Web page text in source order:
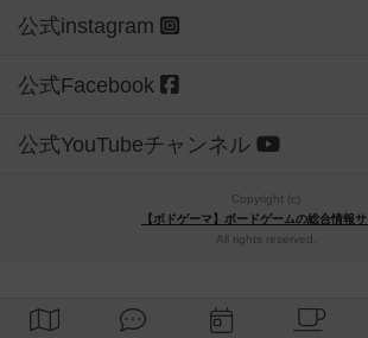
公式instagram
公式Facebook
公式YouTubeチャンネル
Copyright (c)
【ボドゲーマ】ボードゲームの総合情報サ
All rights reserved.